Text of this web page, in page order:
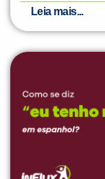
Leia mais...